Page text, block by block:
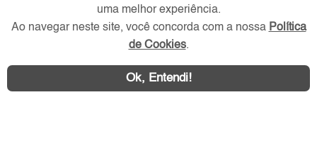
uma melhor experiência.
Ao navegar neste site, você concorda com a nossa Política
de Cookies.
Ok, Entendi!